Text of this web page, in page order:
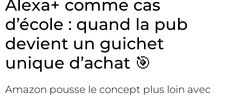
Alexa+ comme cas
d’école : quand la pub
devient un guichet
unique d’achat 🎯
Amazon pousse le concept plus loin avec